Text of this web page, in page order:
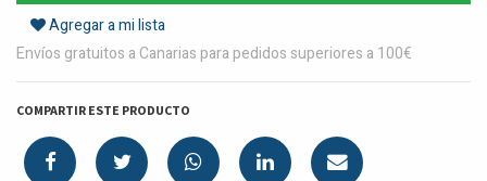
Agregar a mi lista
Envíos gratuitos a Canarias para pedidos superiores a 100€
COMPARTIR ESTE PRODUCTO